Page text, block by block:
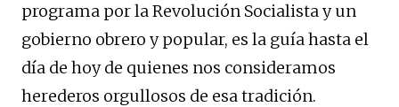
programa por la Revolución Socialista y un
gobierno obrero y popular, es la guía hasta el
día de hoy de quienes nos consideramos
herederos orgullosos de esa tradición.